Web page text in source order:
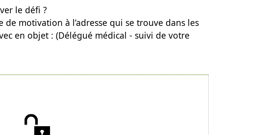
le défi ?
de motivation à l’adresse qui se trouve dans les
en objet : (Délégué médical - suivi de votre